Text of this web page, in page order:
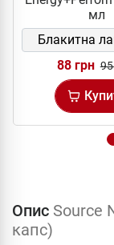
мл
88 грн
Опис Source
капс)